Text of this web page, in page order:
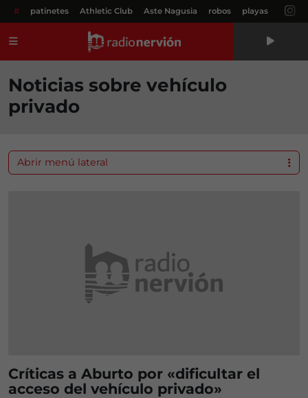
# patinetes Athletic Club Aste Nagusia robos playas
Noticias sobre vehículo
privado
Críticas a Aburto por «dificultar el
acceso del vehículo privado»
Abrir menú lateral